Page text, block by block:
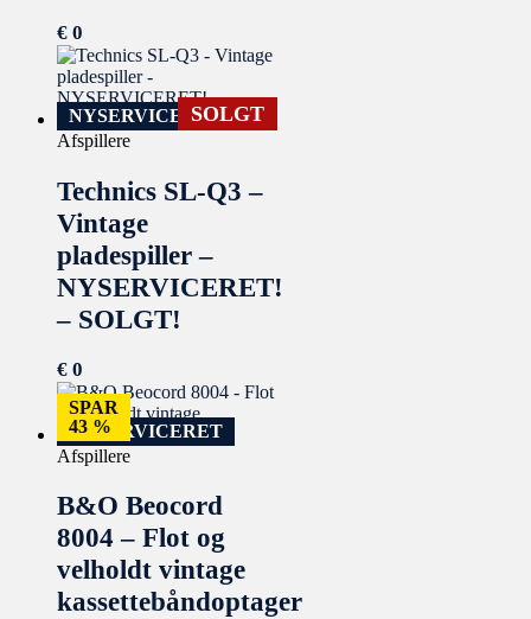
€ 0
NYSERVICERETSOLGT
Afspillere
Technics SL-Q3 –
Vintage
pladespiller –
NYSERVICERET!
– SOLGT!
€ 0
NYSERVICERET
SPAR
43 %
Afspillere
B&O Beocord
8004 – Flot og
velholdt vintage
kassettebåndoptager